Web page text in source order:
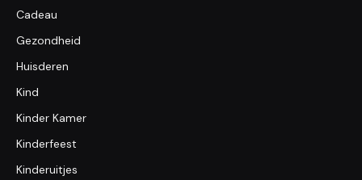
Cadeau
Gezondheid
Huisderen
Kind
Kinder Kamer
Kinderfeest
Kinderuitjes